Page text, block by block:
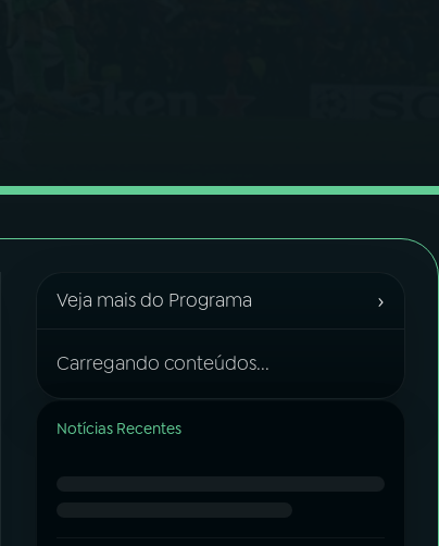
Veja mais do Programa ›
Carregando conteúdos...
Notícias Recentes